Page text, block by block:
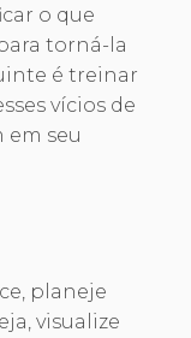
o que
torná-la
é treinar
vícios de
em seu
planeje
visualize